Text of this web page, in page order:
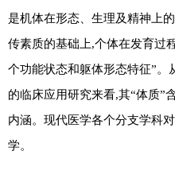
是机体在形态、生理及精神上
传素质的基础上,个体在发育过
个功能状态和躯体形态特征”。
的临床应用研究来看,其“体质”
内涵。现代医学各个分支学科
学。